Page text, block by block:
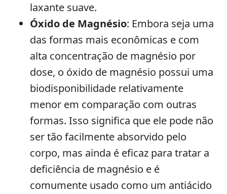
laxante suave.
Óxido de Magnésio: Embora seja uma
das formas mais econômicas e com
alta concentração de magnésio por
dose, o óxido de magnésio possui uma
biodisponibilidade relativamente
menor em comparação com outras
formas. Isso significa que ele pode não
ser tão facilmente absorvido pelo
corpo, mas ainda é eficaz para tratar a
deficiência de magnésio e é
comumente usado como um antiácido